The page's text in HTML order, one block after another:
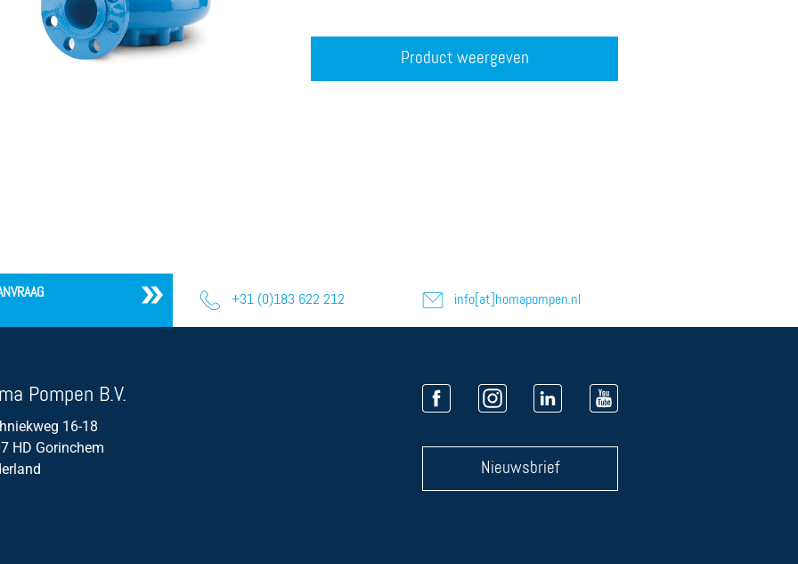
Product weergeven
+31 (0)183 622 212 info[at]homapompen.nl
Pompen B.V.
16-18
HD Gorinchem
Nieuwsbrief